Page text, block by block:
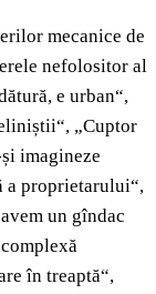
mecanice de
nefolositor al
e urban“,
„Cuptor
imagineze
a proprietarului“,
un gîndac
în treaptă“,